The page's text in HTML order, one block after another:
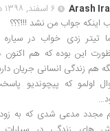
Arash
۶ اسفند, ۱۳۹۸ در ۱۲:۱۵ ب٫ظ
اینکه جواب من نشد !!!؟؟؟
تیتر زدی خواب در
این بوده که هم اکنون
هم زندگی انسانی جریان
اولمو که پیچوندیو
مجدد مدعی شدی که به زودی